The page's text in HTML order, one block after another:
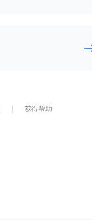
获得帮助